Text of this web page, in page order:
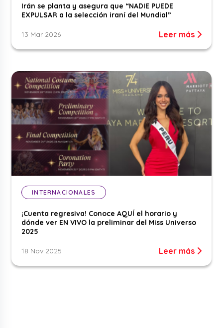
Irán se planta y asegura que “NADIE PUEDE
EXPULSAR a la selección iraní del Mundial”
13 Mar 2026 Leer más
INTERNACIONALES
¡Cuenta regresiva! Conoce AQUÍ el horario y
dónde ver EN VIVO la preliminar del Miss Universo
2025
18 Nov 2025 Leer más